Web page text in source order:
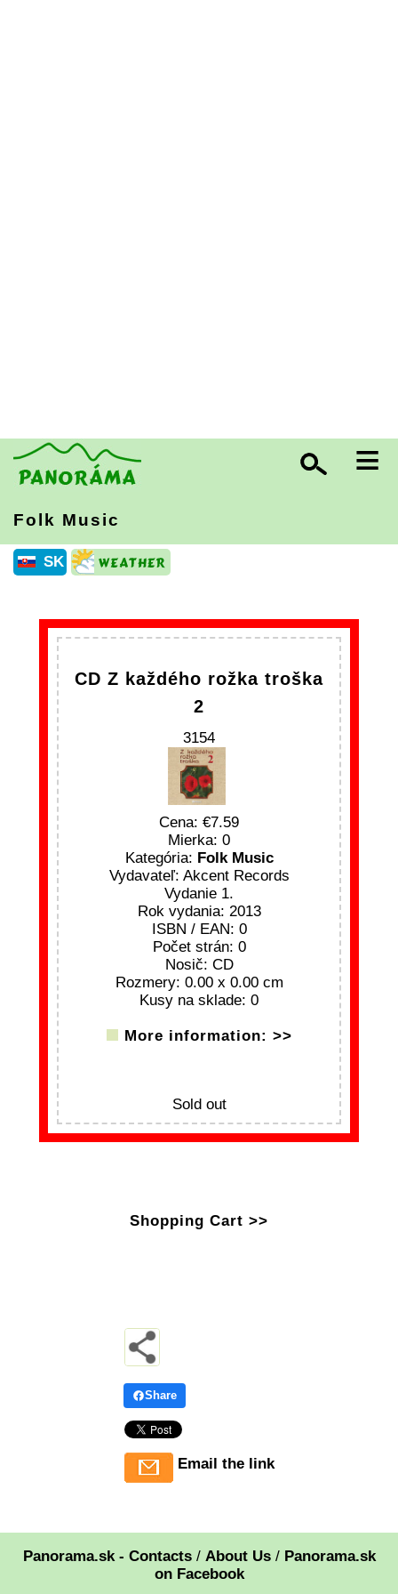
≡
Folk Music
SK
CD Z každého rožka troška
2
3154
Cena:
7.59
Mierka: 0
Kategória: Folk Music
Vydavateľ: Akcent Records
Vydanie 1.
Rok vydania: 2013
ISBN / EAN: 0
Počet strán: 0
Nosič: CD
Rozmery: 0.00 x 0.00 cm
Kusy na sklade: 0
More information: >>
Sold out
Shopping Cart >>
Share
Email the link
Panorama.sk - Contacts/ About Us/ Panorama.sk
on Facebook